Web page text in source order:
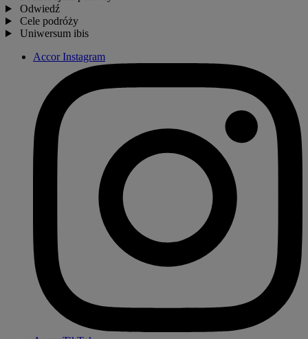
Odwiedź
Cele podróży
Uniwersum ibis
Accor Instagram